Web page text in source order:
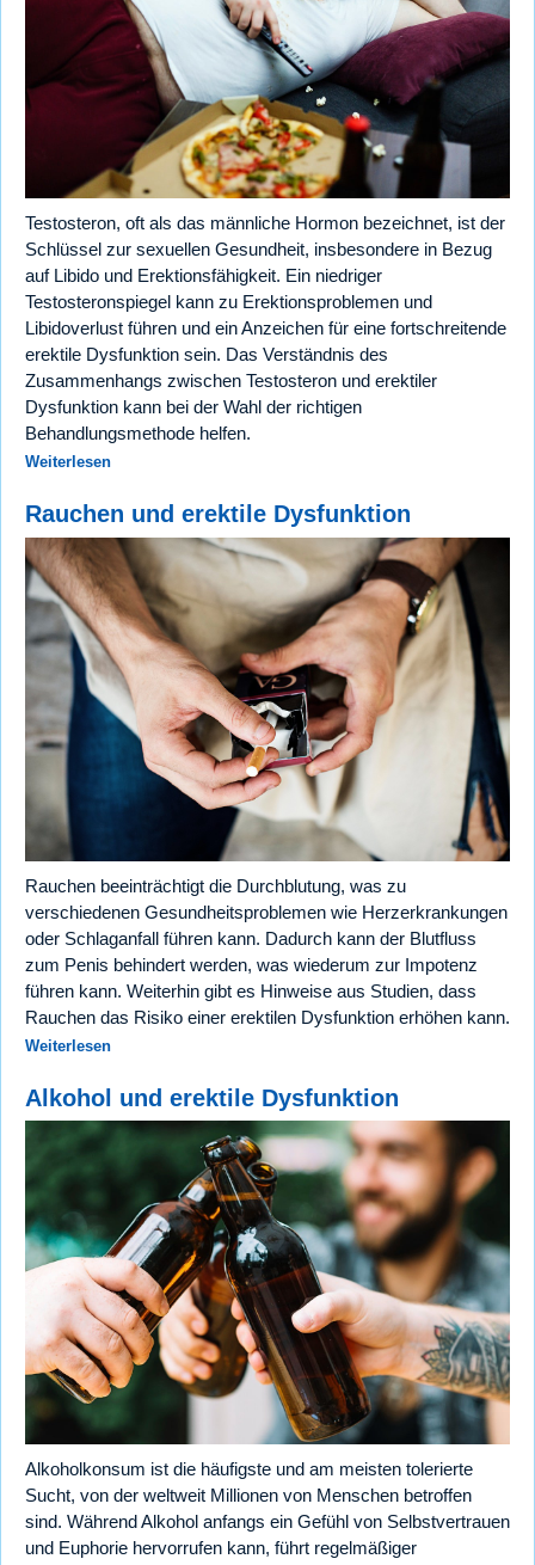
Testosteron, oft als das männliche Hormon bezeichnet, ist der
Schlüssel zur sexuellen Gesundheit, insbesondere in Bezug
auf Libido und Erektionsfähigkeit. Ein niedriger
Testosteronspiegel kann zu Erektionsproblemen und
Libidoverlust führen und ein Anzeichen für eine fortschreitende
erektile Dysfunktion sein. Das Verständnis des
Zusammenhangs zwischen Testosteron und erektiler
Dysfunktion kann bei der Wahl der richtigen
Behandlungsmethode helfen.
Weiterlesen
Rauchen und erektile Dysfunktion
Rauchen beeinträchtigt die Durchblutung, was zu
verschiedenen Gesundheitsproblemen wie Herzerkrankungen
oder Schlaganfall führen kann. Dadurch kann der Blutfluss
zum Penis behindert werden, was wiederum zur Impotenz
führen kann. Weiterhin gibt es Hinweise aus Studien, dass
Rauchen das Risiko einer erektilen Dysfunktion erhöhen kann.
Weiterlesen
Alkohol und erektile Dysfunktion
Alkoholkonsum ist die häufigste und am meisten tolerierte
Sucht, von der weltweit Millionen von Menschen betroffen
sind. Während Alkohol anfangs ein Gefühl von Selbstvertrauen
und Euphorie hervorrufen kann, führt regelmäßiger